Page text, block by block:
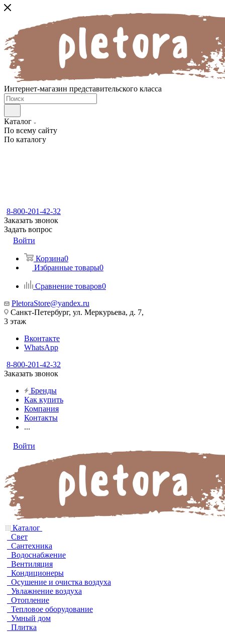
Интернет-магазин представительского класса
Каталог
По всему сайту
По каталогу
8-800-201-42-32
Заказать звонок
Задать вопрос
Войти
Корзина0
Избранные товары0
Сравнение товаров0
PletoraStore@yandex.ru
Санкт-Петербург, ул. Меркурьева, д. 7,
3 этаж
Вконтакте
WhatsApp
8-800-201-42-32
Заказать звонок
Бренды
Как купить
Компания
Контакты
...
Войти
Каталог
Свет
Сантехника
Водоснабжение
Вентиляция
Кондиционеры
Осушение и очистка воздуха
Увлажнение воздуха
Отопление
Тепловое оборудование
Умный дом
Плитка